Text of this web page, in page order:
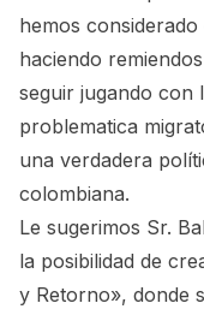
hemos considerado
haciendo
seguir jugando con
problematica
una verdadera
colombiana.
Le sugerimos Sr.
la posibilidad de
y Retorno», donde